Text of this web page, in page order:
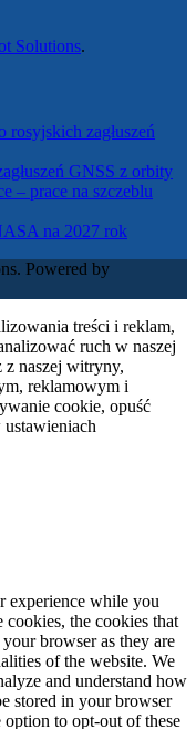
Solutions.
rosyjskich zagłuszeń
GNSS z orbity
– prace na szczeblu
na 2027 rok
Powered by
treści i reklam,
ruch w naszej
naszej witryny,
reklamowym i
cookie, opuść
experience while you
cookies, the cookies that
browser as they are
of the website. We
and understand how
stored in your browser
to opt-out of these